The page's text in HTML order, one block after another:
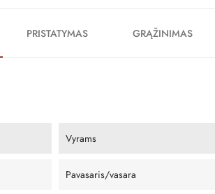
PRISTATYMAS GRĄŽINIMAS
Vyrams
Pavasaris/vasara